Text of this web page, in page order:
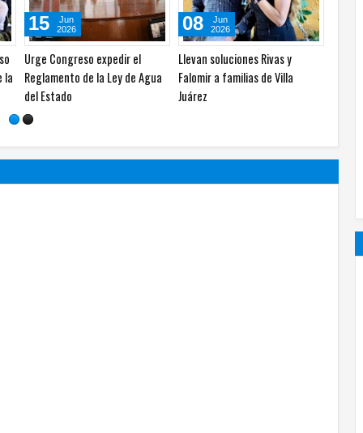
"La verdadera crisis está en el
PAN desde Calderón": Morena
acusa propaganda engañosa
06
Ago
2026
Recurre el PAN a "guerra sucia"
ante el desgaste de su
gobierno: Estrada
06
Ago
2026